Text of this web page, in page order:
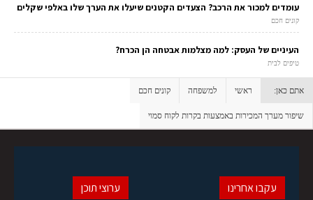
עומדים למכור את הרכב? הצעדים הקטנים שיעלו את הערך שלו באלפי שקלים
קונים חכם
העיניים של העסק: למה מצלמות אבטחה הן הכרח?
טיפים לבית
אתם כאן: ראשי למשפחה קונים חכם
שיפור מערך המכירות באמצעות בקרות לקוח סמוי
ערוצי תוכן עקבו אחרינו